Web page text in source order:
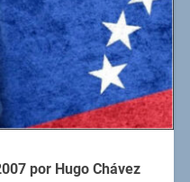
por Hugo Chávez